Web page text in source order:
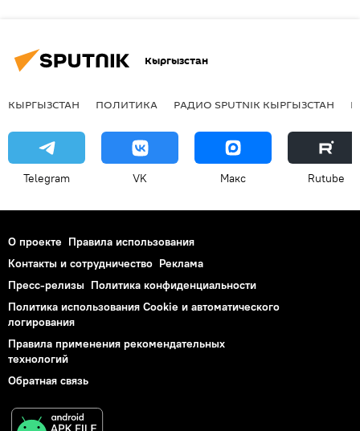
Кыргызстан
КЫРГЫЗСТАН ПОЛИТИКА РАДИО SPUTNIK КЫРГЫЗСТАН
Telegram VK Макс Rutube
О проекте Правила использования
Контакты и сотрудничество Реклама
Пресс-релизы Политика конфиденциальности
Политика использования Cookie и автоматического
логирования
Правила применения рекомендательных
технологий
Обратная связь